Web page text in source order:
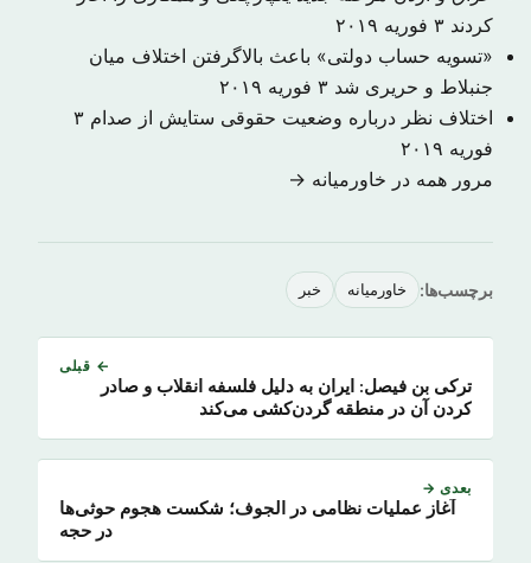
کردند ۳ فوریه ۲۰۱۹
«تسویه حساب دولتی» باعث بالاگرفتن اختلاف میان
جنبلاط و حریری شد ۳ فوریه ۲۰۱۹
اختلاف نظر درباره وضعیت حقوقی ستایش از صدام ۳
فوریه ۲۰۱۹
مرور همه در خاورمیانه →
برچسب‌ها: خاورمیانه خبر
← قبلی
ترکی بن فیصل: ایران به دلیل فلسفه انقلاب و صادر
کردن آن در منطقه گردن‌کشی می‌کند
بعدی →
آغاز عملیات نظامی در الجوف؛ شکست هجوم حوثی‌ها
در حجه